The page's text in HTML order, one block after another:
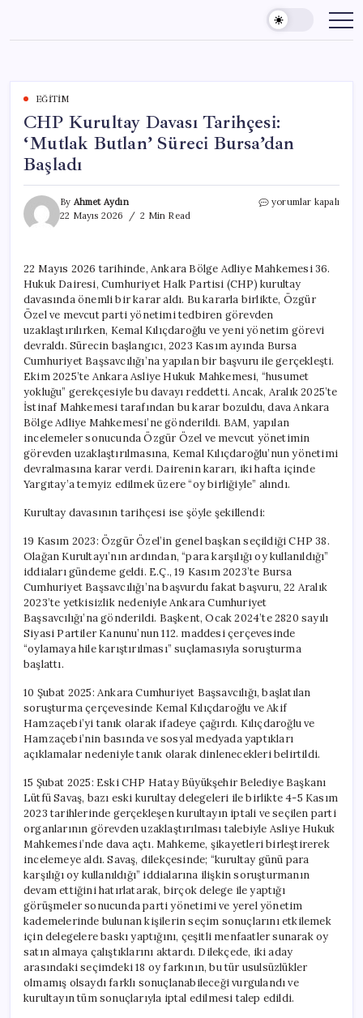
content
EĞITIM
CHP Kurultay Davası Tarihçesi:
‘Mutlak Butlan’ Süreci Bursa’dan
Başladı
By Ahmet Aydın
22 Mayıs 2026
2 Min Read
CHP
Butlan’
Süreci
Bursa’dan
Başladı
için
yorumlar kapalı
22 Mayıs 2026 tarihinde, Ankara Bölge Adliye Mahkemesi 36.
Hukuk Dairesi, Cumhuriyet Halk Partisi (CHP) kurultay
davasında önemli bir karar aldı. Bu kararla birlikte, Özgür
Özel ve mevcut parti yönetimi tedbiren görevden
uzaklaştırılırken, Kemal Kılıçdaroğlu ve yeni yönetim görevi
devraldı. Sürecin başlangıcı, 2023 Kasım ayında Bursa
Cumhuriyet Başsavcılığı’na yapılan bir başvuru ile gerçekleşti.
Ekim 2025’te Ankara Asliye Hukuk Mahkemesi, “husumet
yokluğu” gerekçesiyle bu davayı reddetti. Ancak, Aralık 2025’te
İstinaf Mahkemesi tarafından bu karar bozuldu, dava Ankara
Bölge Adliye Mahkemesi’ne gönderildi. BAM, yapılan
incelemeler sonucunda Özgür Özel ve mevcut yönetimin
görevden uzaklaştırılmasına, Kemal Kılıçdaroğlu’nun yönetimi
devralmasına karar verdi. Dairenin kararı, iki hafta içinde
Yargıtay’a temyiz edilmek üzere “oy birliğiyle” alındı.
Kurultay davasının tarihçesi ise şöyle şekillendi:
19 Kasım 2023: Özgür Özel’in genel başkan seçildiği CHP 38.
Olağan Kurultayı’nın ardından, “para karşılığı oy kullanıldığı”
iddiaları gündeme geldi. E.Ç., 19 Kasım 2023’te Bursa
Cumhuriyet Başsavcılığı’na başvurdu fakat başvuru, 22 Aralık
2023’te yetkisizlik nedeniyle Ankara Cumhuriyet
Başsavcılığı’na gönderildi. Başkent, Ocak 2024’te 2820 sayılı
Siyasi Partiler Kanunu’nun 112. maddesi çerçevesinde
“oylamaya hile karıştırılması” suçlamasıyla soruşturma
başlattı.
10 Şubat 2025: Ankara Cumhuriyet Başsavcılığı, başlatılan
soruşturma çerçevesinde Kemal Kılıçdaroğlu ve Akif
Hamzaçebi’yi tanık olarak ifadeye çağırdı. Kılıçdaroğlu ve
Hamzaçebi’nin basında ve sosyal medyada yaptıkları
açıklamalar nedeniyle tanık olarak dinlenecekleri belirtildi.
15 Şubat 2025: Eski CHP Hatay Büyükşehir Belediye Başkanı
Lütfü Savaş, bazı eski kurultay delegeleri ile birlikte 4-5 Kasım
2023 tarihlerinde gerçekleşen kurultayın iptali ve seçilen parti
organlarının görevden uzaklaştırılması talebiyle Asliye Hukuk
Mahkemesi’nde dava açtı. Mahkeme, şikayetleri birleştirerek
incelemeye aldı. Savaş, dilekçesinde; “kurultay günü para
karşılığı oy kullanıldığı” iddialarına ilişkin soruşturmanın
devam ettiğini hatırlatarak, birçok delege ile yaptığı
görüşmeler sonucunda parti yönetimi ve yerel yönetim
kademelerinde bulunan kişilerin seçim sonuçlarını etkilemek
için delegelere baskı yaptığını, çeşitli menfaatler sunarak oy
satın almaya çalıştıklarını aktardı. Dilekçede, iki aday
arasındaki seçimdeki 18 oy farkının, bu tür usulsüzlükler
olmamış olsaydı farklı sonuçlanabileceği vurgulandı ve
kurultayın tüm sonuçlarıyla iptal edilmesi talep edildi.